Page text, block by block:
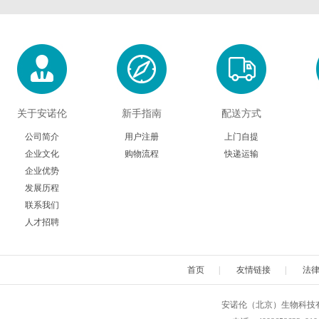
关于安诺伦
公司简介
企业文化
企业优势
发展历程
联系我们
人才招聘
新手指南
用户注册
购物流程
配送方式
上门自提
快递运输
首页 友情链接 法
安诺伦（北京）生物科技